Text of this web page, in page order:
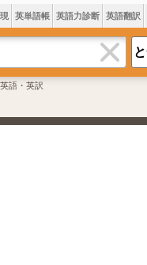
英単語帳 英語力診断 英語翻訳
語・英訳